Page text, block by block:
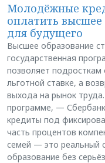
Молодёжные
оплатить
для будущего
Высшее образование
государственная
позволяет подросткам
льготной ставке, а
выхода на рынок
программе, —
кредиты под
часть процентов
семей — это реальный
образование без